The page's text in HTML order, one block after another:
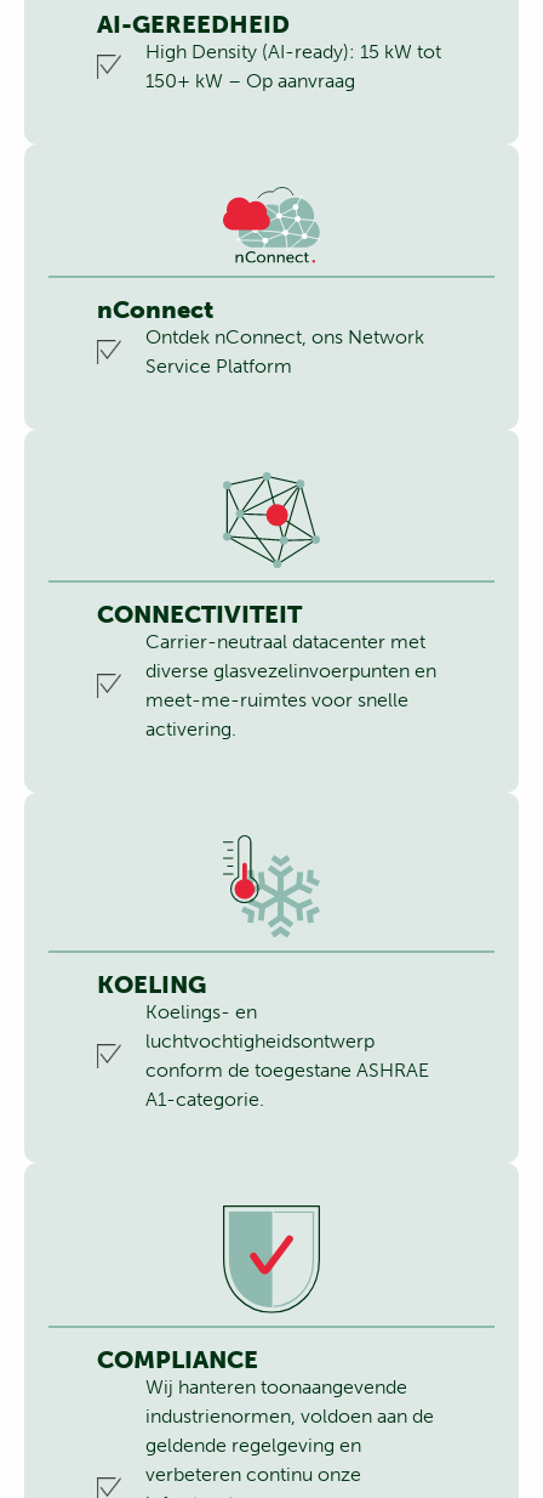
AI-GEREEDHEID
High Density (AI-ready): 15 kW tot
150+ kW – Op aanvraag
nConnect
Ontdek nConnect, ons Network
Service Platform
CONNECTIVITEIT
Carrier-neutraal datacenter met
diverse glasvezelinvoerpunten en
meet-me-ruimtes voor snelle
activering.
KOELING
Koelings- en
luchtvochtigheidsontwerp
conform de toegestane ASHRAE
A1-categorie.
COMPLIANCE
Wij hanteren toonaangevende
industrienormen, voldoen aan de
geldende regelgeving en
verbeteren continu onze